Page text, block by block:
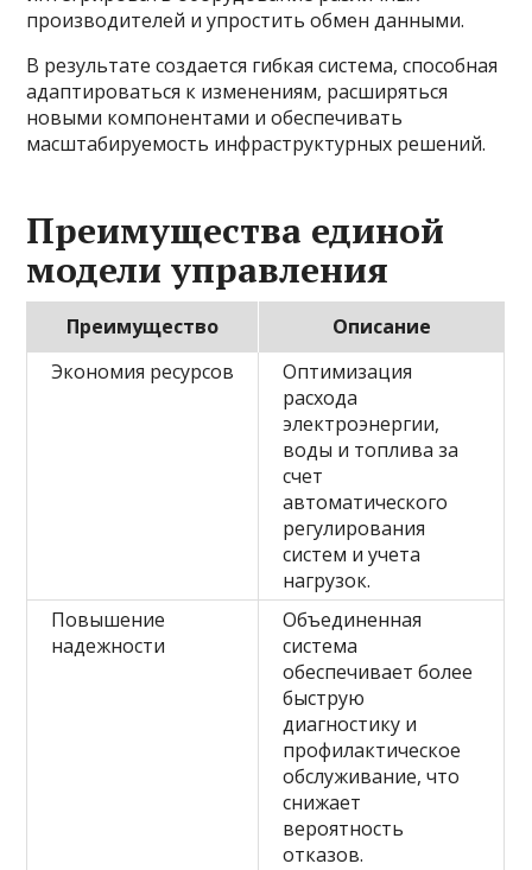
производителей и упростить обмен данными.
В результате создается гибкая система, способная
адаптироваться к изменениям, расширяться
новыми компонентами и обеспечивать
масштабируемость инфраструктурных решений.
Преимущества единой
модели управления
Преимущество
Описание
Экономия ресурсов
Оптимизация
расхода
электроэнергии,
воды и топлива за
счет
автоматического
регулирования
систем и учета
нагрузок.
Повышение
надежности
Объединенная
система
обеспечивает более
быструю
диагностику и
профилактическое
обслуживание, что
снижает
вероятность
отказов.